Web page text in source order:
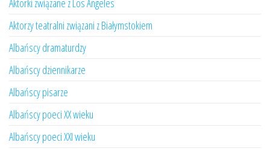
Aktorki związane z Los Angeles
Aktorzy teatralni związani z Białymstokiem
Albańscy dramaturdzy
Albańscy dziennikarze
Albańscy pisarze
Albańscy poeci XX wieku
Albańscy poeci XXI wieku